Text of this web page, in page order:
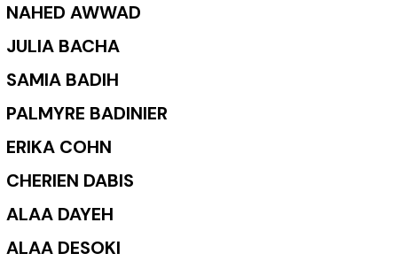
NAHED AWWAD
JULIA BACHA
SAMIA BADIH
PALMYRE BADINIER
ERIKA COHN
CHERIEN DABIS
ALAA DAYEH
ALAA DESOKI